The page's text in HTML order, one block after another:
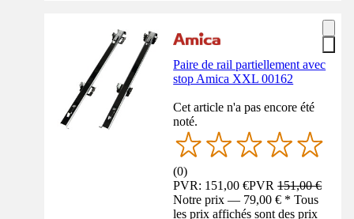
Paire de rail partiellement avec
stop Amica XXL 00162
Cet article n'a pas encore été
noté.
(0)
PVR: 151,00 €PVR151,00 €
Notre prix — 79,00 € * Tous
les prix affichés sont des prix